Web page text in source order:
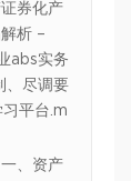
券化产
析 –
abs实务
、尽调要
平台.m
、资产